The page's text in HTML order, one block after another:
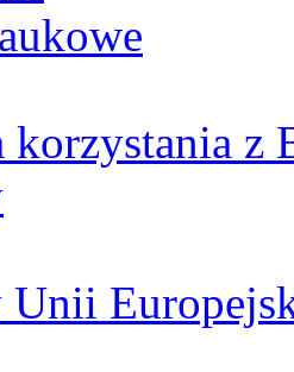
korzystania z
Unii